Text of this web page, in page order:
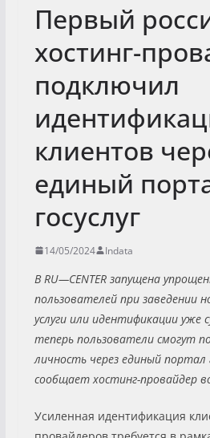
Первый
хостинг-
подключил
клиентов
единый
госуслуг
14/05/2024 Indata
ВRU—CENTER запущена
пользователей при заведении
услуги или идентификации
теперь пользователи смогут
личность через единый портал
сообщает хостинг-провайдер
Усиленная идентификация